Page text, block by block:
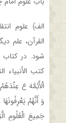
الف) علوم
القرآن، علم
شود. در کتاب
کتب الأنبیاء
الْأَئِمَّهَ ع
وَ أَنَّهُمْ
جَمِیعَ الْعُلُومِ